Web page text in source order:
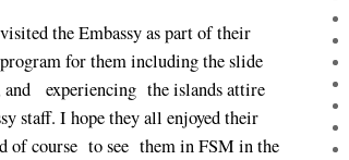
the Embassy as part of their
for them including the slide
and experiencing the islands attire
staff. I hope they all enjoyed their
of course to see them in FSM in the